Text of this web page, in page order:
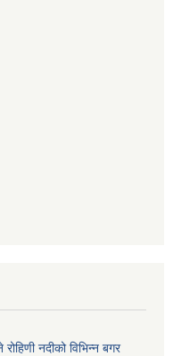
नदीको विभिन्न बगर